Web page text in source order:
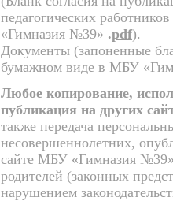
педагогических
«Гимназия №39» .pdf).
Документы (запоненные
бумажном виде в МБУ
Любое копирование,
публикация на других
также передача
несовершеннолетних,
сайте МБУ «Гимназия
родителей (законных
нарушением